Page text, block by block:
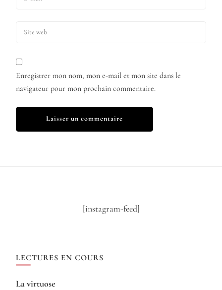
Enregistrer mon nom, mon e-mail et mon site dans le
navigateur pour mon prochain commentaire.
[instagram-feed]
LECTURES EN COURS
La virtuose